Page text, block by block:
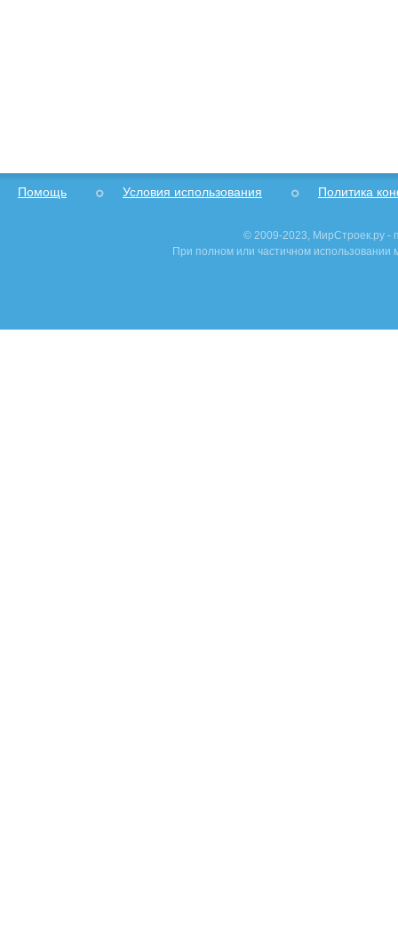
Помощь Условия использования Политика
© 2009-2023, МирСтроек.ру -
При полном или частичном использовании